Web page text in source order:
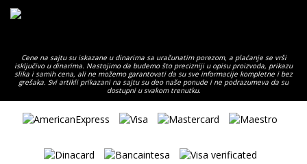
Cene na sajtu su iskazane u dinarima sa uračunatim porezom, a plaćanje se vrši
isključivo u dinarima. Nastojimo da budemo što precizniji u opisu proizvoda, prikazu
slika i samih cena, ali ne možemo garantovati da su sve informacije kompletne i bez
grešaka. Svi artikli prikazani na sajtu su deo naše ponude i ne podrazumeva da su
dostupni u svakom trenutku.